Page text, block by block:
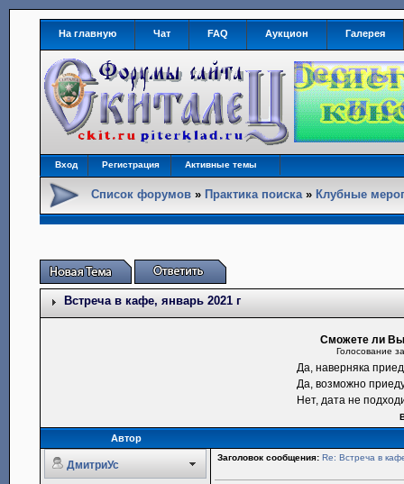
На главную Чат FAQ Аукцион Галерея
Вход Регистрация Активные темы
Список форумов » Практика поиска» Клубные
Встреча в кафе, январь 2021 г
Сможете ли Вы
Голосование
Да, наверняка
Да, возможно
Нет, дата не
Автор
ДмитриУс
Заголовок сообщения: Re: Встреча в